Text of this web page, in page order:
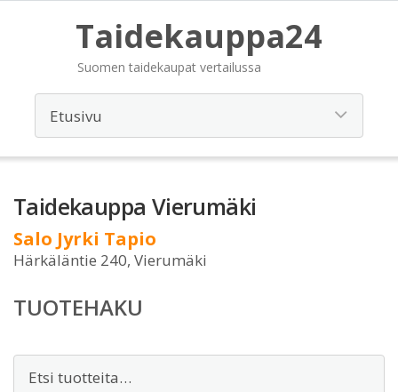
Taidekauppa24
Suomen taidekaupat vertailussa
Taidekauppa Vierumäki
Salo Jyrki Tapio
Härkäläntie 240, Vierumäki
TUOTEHAKU